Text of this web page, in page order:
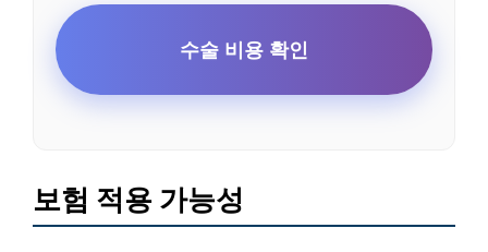
수술 비용 확인
보험 적용 가능성